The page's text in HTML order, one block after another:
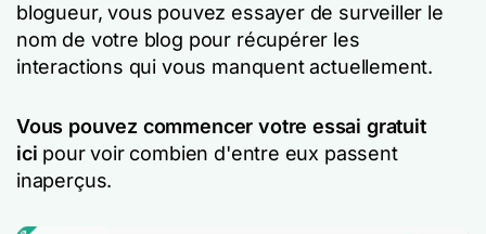
blogueur, vous pouvez essayer de surveiller le
nom de votre blog pour récupérer les
interactions qui vous manquent actuellement.
Vous pouvez commencer votre essai gratuit
ici pour voir combien d'entre eux passent
inaperçus.